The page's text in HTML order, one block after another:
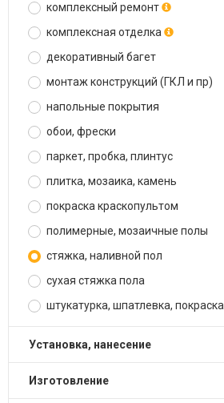
комплексный ремонт
комплексная отделка
декоративный багет
монтаж конструкций (ГКЛ и пр)
напольные покрытия
обои, фрески
паркет, пробка, плинтус
плитка, мозаика, камень
покраска краскопультом
полимерные, мозаичные полы
стяжка, наливной пол
сухая стяжка пола
штукатурка, шпатлевка, покраска
установка, нанесение
изготовление